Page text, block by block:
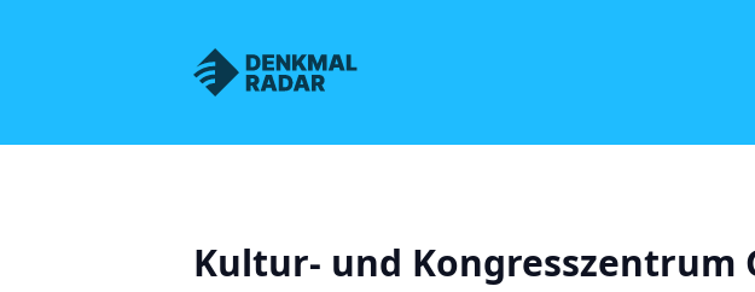
Denkmalnetz Sachsen
Kultur- und Kongresszentrum